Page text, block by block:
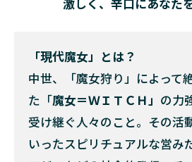
「現代魔女」とは？
中世、「魔女狩り」によって
た「魔女＝ＷＩＴＣＨ」 の力
受け継ぐ人々のこと。その活
いったスピリチュアルな営み